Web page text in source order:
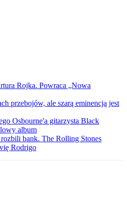
Rojka. Powraca „Nowa
przebojów, ale szarą eminencją jest
Osbourne'a gitarzysta Black
album
rozbili bank. The Rolling Stones
Rodrigo